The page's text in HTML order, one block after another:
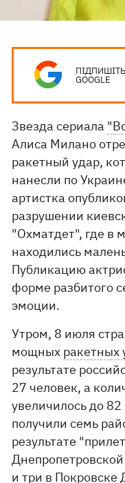
GOOGLE
Звезда сериала
Алиса Милано
ракетный удар,
нанесли по
артистка
разрушении
"Охматдет", где в
находились
Публикацию
форме разбитого
эмоции.
Утром, 8 июля
мощных ракетных
результате
27 человек, а
увеличилось до
получили семь
результате
Днепропетровской
и три в Покровске